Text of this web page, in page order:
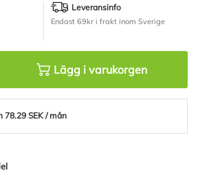
Leveransinfo
Endast 69kr i frakt inom Sverige
Lägg i varukorgen
78.29 SEK / mån